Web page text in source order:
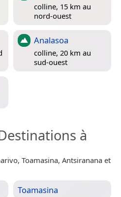
colline, 15 km au
nord-ouest
Analasoa
colline, 20 km au
sud-ouest
à
Toamasina, Antsiranana et
Toamasina